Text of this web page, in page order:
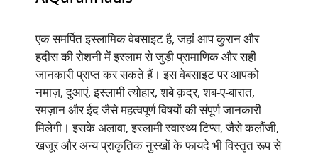
एक समर्पित इस्लामिक वेबसाइट है, जहां आप कुरान और
हदीस की रोशनी में इस्लाम से जुड़ी प्रामाणिक और सही
जानकारी प्राप्त कर सकते हैं। इस वेबसाइट पर आपको
नमाज़, दुआएं, इस्लामी त्योहार, शबे क़द्र, शब-ए-बारात,
रमज़ान और ईद जैसे महत्वपूर्ण विषयों की संपूर्ण जानकारी
मिलेगी। इसके अलावा, इस्लामी स्वास्थ्य टिप्स, जैसे कलौंजी,
खजूर और अन्य प्राकृतिक नुस्खों के फायदे भी विस्तृत रूप से